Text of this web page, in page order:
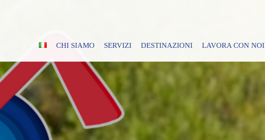
CHI SIAMO SERVIZI DESTINAZIONI LAVORA CON NOI